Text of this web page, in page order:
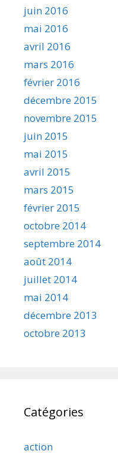
juin 2016
mai 2016
avril 2016
mars 2016
février 2016
décembre 2015
novembre 2015
juin 2015
mai 2015
avril 2015
mars 2015
février 2015
octobre 2014
septembre 2014
août 2014
juillet 2014
mai 2014
décembre 2013
octobre 2013
Catégories
action